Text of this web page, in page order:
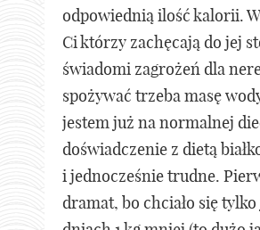
odpowiednią ilość kalorii.
Ci którzy zachęcają do jej
świadomi zagrożeń dla
spożywać trzeba masę
jestem już na normalnej
doświadczenie z dietą
i jednocześnie trudne.
dramat, bo chciało się